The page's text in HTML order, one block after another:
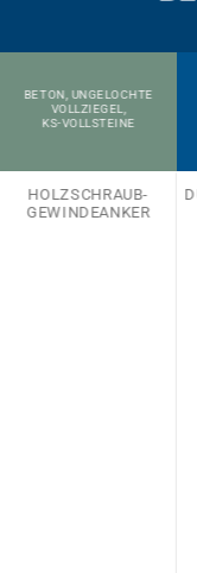
BETON, UNGELOCHTE
VOLLZIEGEL,
KS-VOLLSTEINE
HOLZSCHRAUB-
GEWINDEANKER